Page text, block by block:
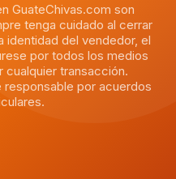
GuateChivas.com son
tenga cuidado al cerrar
identidad del vendedor, el
por todos los medios
cualquier transacción.
por acuerdos